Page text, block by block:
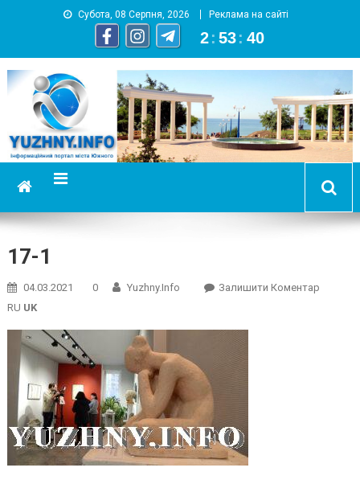
Субота, 08 Серпня, 2026 Реклама на сайті
2 : 53 : 41
YUZHNY.INFO
информационный портал города Южный
17-1
04.03.2021 0 Yuzhny.info Залишити КоментарOn
RU UK